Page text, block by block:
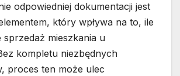
odpowiedniej dokumentacji jest
który wpływa na to, ile
sprzedaż mieszkania u
kompletu niezbędnych
proces ten może ulec